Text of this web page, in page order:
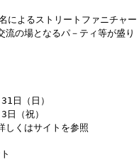
によるストリートファニチャー
流の場となるパ－ティ等が盛り
日（日）
（祝）
くはサイトを参照